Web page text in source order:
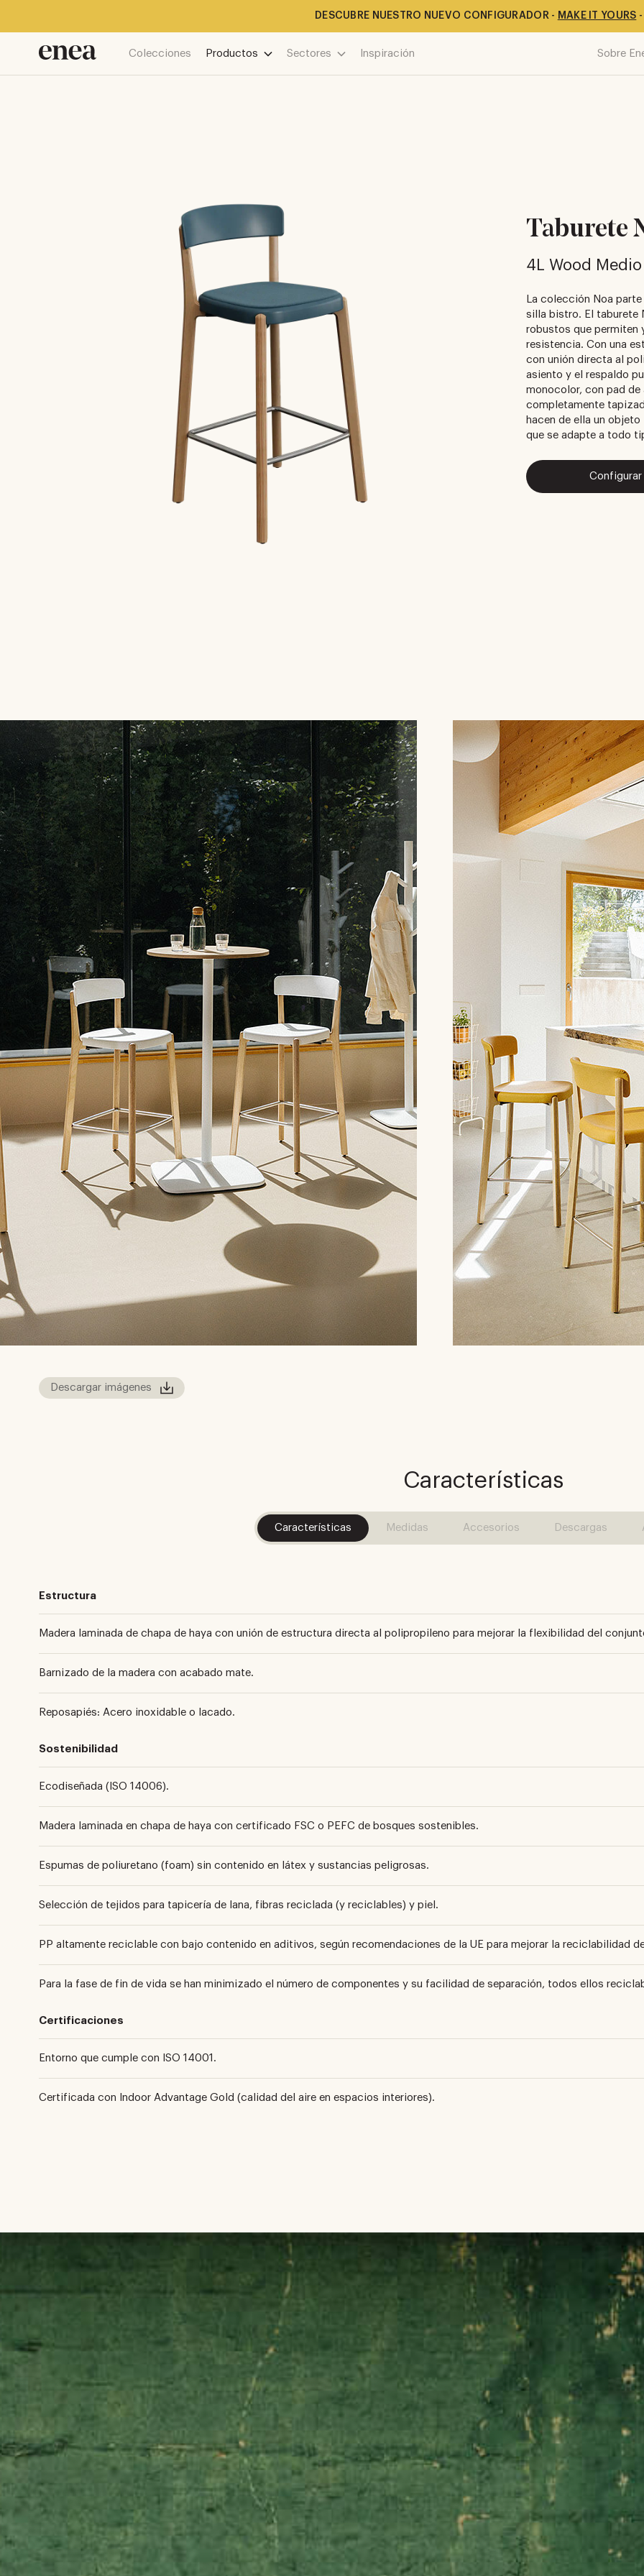
DESCUBRE NUESTRO NUEVO CONFIGURADOR - MAKE IT YOURS -
Colecciones Productos Sectores Inspiración Sobre
Taburete
4L Wood Medio
La colección Noa
silla bistro. El taburete
robustos que permiten
resistencia. Con una
con unión directa al
asiento y el respaldo
monocolor, con pad
completamente
hacen de ella un
que se adapte a todo
Configurar
Descargar imágenes
Características
Características Medidas Accesorios Descargas
Estructura
Madera laminada de chapa de haya con unión de estructura directa al polipropileno para mejorar la flexibilidad del
Barnizado de la madera con acabado mate.
Reposapiés: Acero inoxidable o lacado.
Sostenibilidad
Ecodiseñada (ISO 14006).
Madera laminada en chapa de haya con certificado FSC o PEFC de bosques sostenibles.
Espumas de poliuretano (foam) sin contenido en látex y sustancias peligrosas.
Selección de tejidos para tapicería de lana, fibras reciclada (y reciclables) y piel.
PP altamente reciclable con bajo contenido en aditivos, según recomendaciones de la UE para mejorar la reciclabilidad
Para la fase de fin de vida se han minimizado el número de componentes y su facilidad de separación, todos ellos
Certificaciones
Entorno que cumple con ISO 14001.
Certificada con Indoor Advantage Gold (calidad del aire en espacios interiores).